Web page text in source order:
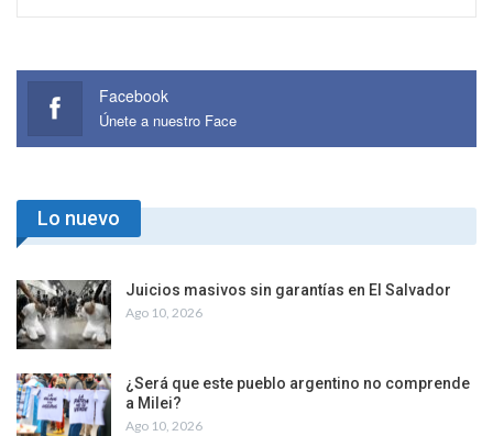
Facebook
Únete a nuestro Face
Lo nuevo
Juicios masivos sin garantías en El Salvador
Ago 10, 2026
¿Será que este pueblo argentino no comprende
a Milei?
Ago 10, 2026